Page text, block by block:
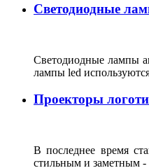
Светодиодные
Светодиодные лампы
лампы led
Проекторы
В последнее время
стильным и заметным -